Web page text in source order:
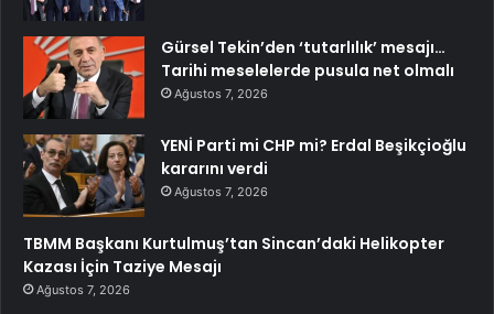
Gürsel Tekin’den ‘tutarlılık’ mesajı…
Tarihi meselelerde pusula net olmalı
Ağustos 7, 2026
YENİ Parti mi CHP mi? Erdal Beşikçioğlu
kararını verdi
Ağustos 7, 2026
TBMM Başkanı Kurtulmuş’tan Sincan’daki Helikopter
Kazası İçin Taziye Mesajı
Ağustos 7, 2026